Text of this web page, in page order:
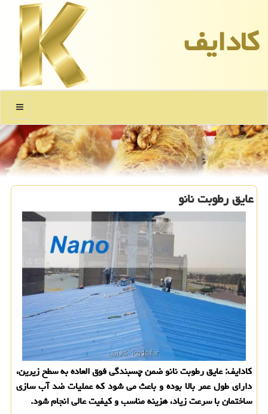
كادایف
منو
عایق رطوبت نانو
كادایف: عایق رطوبت نانو ضمن چسبندگی فوق العاده به سطح زیرین،
دارای طول عمر بالا بوده و باعث می شود كه عملیات ضد آب سازی
ساختمان با سرعت زیاد، هزینه مناسب و كیفیت عالی انجام شود.